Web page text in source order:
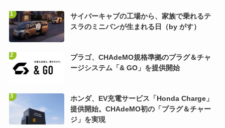
サイバーキャブの工場から、家族で乗れるテ
スラのミニバンが生まれる日（by がす）
プラゴ、CHAdeMO規格準拠のプラグ＆チャ
ージシステム「& GO」を提供開始
ホンダ、EV充電サービス「Honda Charge」
提供開始。CHAdeMO初の「プラグ＆チャー
ジ」を実現